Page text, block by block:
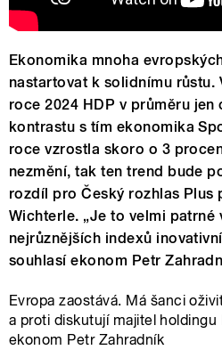
Ekonomika mnoha
nastartovat k solidnímu růstu.
roce 2024 HDP v průměru
kontrastu s tím ekonomika
roce vzrostla skoro o 3
nezmění, tak ten trend bude
rozdíl pro Český rozhlas Plus
Wichterle. „Je to velmi patrné
nejrůznějších indexů
souhlasí ekonom Petr
Evropa zaostává. Má šanci
a proti diskutují majitel
ekonom Petr Zahradník